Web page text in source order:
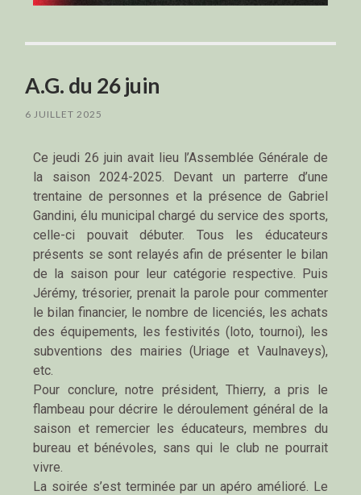
A.G. du 26 juin
6 JUILLET 2025
Ce jeudi 26 juin avait lieu l’Assemblée Générale de
la saison 2024-2025. Devant un parterre d’une
trentaine de personnes et la présence de Gabriel
Gandini, élu municipal chargé du service des sports,
celle-ci pouvait débuter. Tous les éducateurs
présents se sont relayés afin de présenter le bilan
de la saison pour leur catégorie respective. Puis
Jérémy, trésorier, prenait la parole pour commenter
le bilan financier, le nombre de licenciés, les achats
des équipements, les festivités (loto, tournoi), les
subventions des mairies (Uriage et Vaulnaveys),
etc.
Pour conclure, notre président, Thierry, a pris le
flambeau pour décrire le déroulement général de la
saison et remercier les éducateurs, membres du
bureau et bénévoles, sans qui le club ne pourrait
vivre.
La soirée s’est terminée par un apéro amélioré. Le